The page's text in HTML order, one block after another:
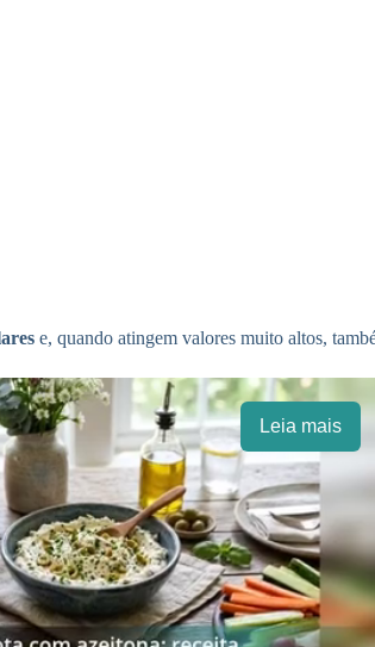
e, quando atingem valores muito altos,
Leia mais